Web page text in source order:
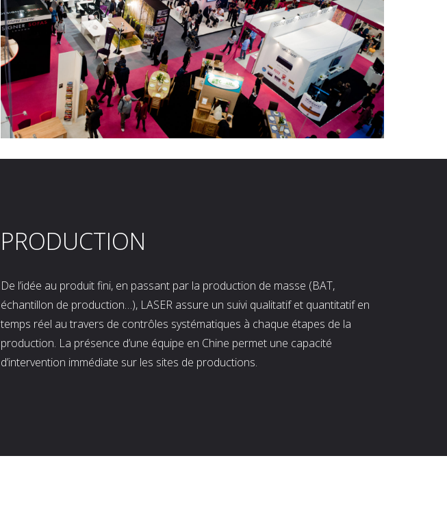
PRODUCTION
De l’idée au produit fini, en passant par la production de masse (BAT,
échantillon de production…), LASER assure un suivi qualitatif et quantitatif en
temps réel au travers de contrôles systématiques à chaque étapes de la
production. La présence d’une équipe en Chine permet une capacité
d’intervention immédiate sur les sites de productions.